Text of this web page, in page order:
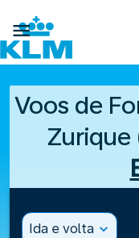

Voos de
Zurique
Ida e volta expand_more